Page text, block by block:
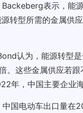
表示，能
转型所需的金属供
认为，能源转型
。这些金属供应若
年，中国主要企业
国电动车出口量